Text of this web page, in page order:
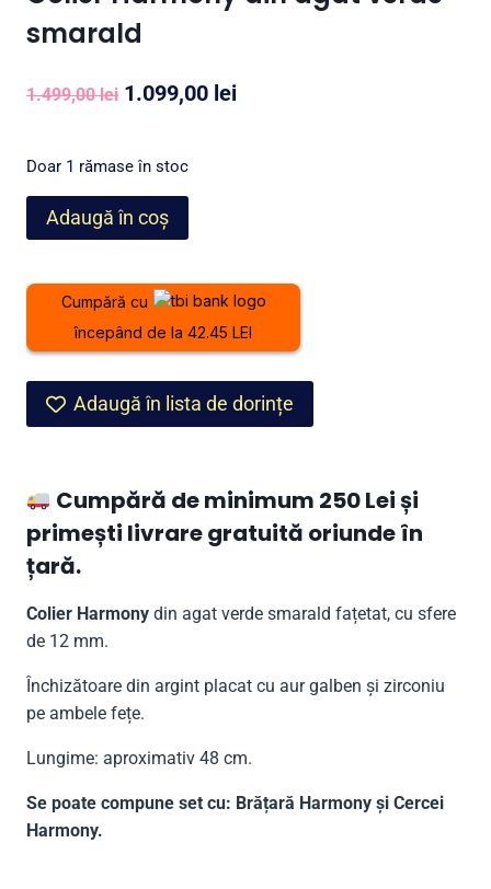
smarald
1.499,00lei Prețul
a
fost:
1.499,00 lei.
1.099,00 leiPrețul
Doar 1 rămase în stoc
Cantitate
Colier
din
verde
Adaugă în coș
Cumpără cu
începând de la 42.45 LEI
Adaugă în lista de dorințe
Cumpără de minimum 250 Lei și
primești livrare gratuită oriunde în
țară.
Colier Harmony din agat verde smarald fațetat, cu sfere
de 12 mm.
Închizătoare din argint placat cu aur galben și zirconiu
pe ambele fețe.
Lungime: aproximativ 48 cm.
Se poate compune set cu: Brățară Harmony și Cercei
Harmony.